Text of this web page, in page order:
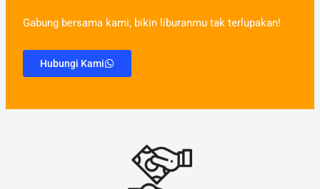
Gabung bersama kami, bikin liburanmu tak terlupakan!
Hubungi Kami